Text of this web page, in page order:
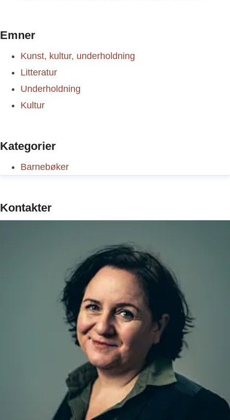
Emner
Kunst, kultur, underholdning
Litteratur
Underholdning
Kultur
Kategorier
Barnebøker
Kontakter